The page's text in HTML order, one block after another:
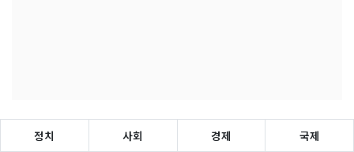
정치 사회 경제 국제